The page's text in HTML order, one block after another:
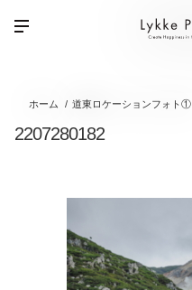
ホーム 道東ロケーションフォト①
2207280182